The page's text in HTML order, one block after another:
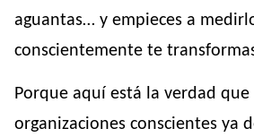
aguantas… y empieces a
conscientemente te
Porque aquí está la verdad que
organizaciones conscientes ya